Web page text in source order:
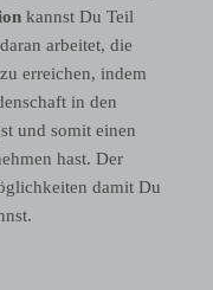
kannst Du Teil
arbeitet, die
erreichen, indem
in den
und somit einen
hast. Der
damit Du